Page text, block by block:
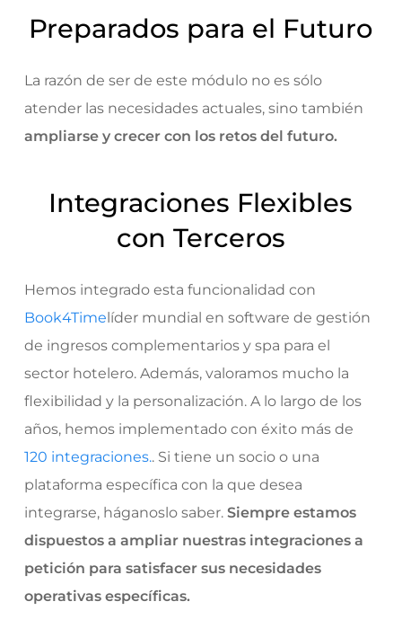
Preparados para el Futuro
La razón de ser de este módulo no es sólo
atender las necesidades actuales, sino también
ampliarse y crecer con los retos del futuro.
Integraciones Flexibles
con Terceros
Hemos integrado esta funcionalidad con
Book4Timelíder mundial en software de gestión
de ingresos complementarios y spa para el
sector hotelero. Además, valoramos mucho la
flexibilidad y la personalización. A lo largo de los
años, hemos implementado con éxito más de
120 integraciones.. Si tiene un socio o una
plataforma específica con la que desea
integrarse, háganoslo saber. Siempre estamos
dispuestos a ampliar nuestras integraciones a
petición para satisfacer sus necesidades
operativas específicas.